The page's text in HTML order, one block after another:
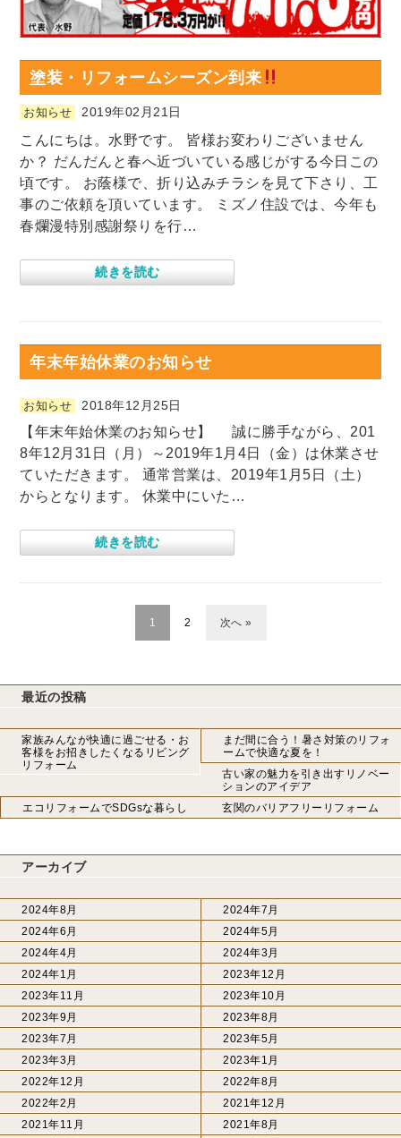
塗装・リフォームシーズン到来
お知らせ 2019年02月21日
こんにちは。水野です。 皆様お変わりございません
か？ だんだんと春へ近づいている感じがする今日この
頃です。 お蔭様で、折り込みチラシを見て下さり、工
事のご依頼を頂いています。 ミズノ住設では、今年も
春爛漫特別感謝祭りを行…
続きを読む
年末年始休業のお知らせ
お知らせ 2018年12月25日
【年末年始休業のお知らせ】 誠に勝手ながら、201
8年12月31日（月）～2019年1月4日（金）は休業させ
ていただきます。 通常営業は、2019年1月5日（土）
からとなります。 休業中にいた…
続きを読む
1 2 次へ »
最近の投稿
家族みんなが快適に過ごせる・お
客様をお招きしたくなるリビング
リフォーム
まだ間に合う！暑さ対策のリフォ
ームで快適な夏を！
古い家の魅力を引き出すリノベー
ションのアイデア
エコリフォームでSDGsな暮らし
玄関のバリアフリーリフォーム
アーカイブ
2024年8月
2024年7月
2024年6月
2024年5月
2024年4月
2024年3月
2024年1月
2023年12月
2023年11月
2023年10月
2023年9月
2023年8月
2023年7月
2023年5月
2023年3月
2023年1月
2022年12月
2022年8月
2022年2月
2021年12月
2021年11月
2021年8月